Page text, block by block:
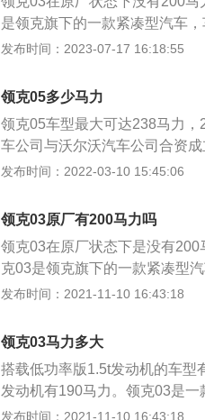
是领克旗下的一款紧凑型汽车
m，轴距为2730mm。领克03一
增压发动机有190马力和300牛
率，在每分钟1400到4000转时
铝合金缸盖缸体。
发布时间：2023-07-17 16:18:55
领克05多少马力
领克05车型最大可达238马力
车公司与沃尔沃汽车公司合资
吉利汽车公司与沃尔沃汽车公
发动机的型号不同，马力大小
发动机的功率通常是指发动机
相关的联系，所以通常可以通
发布时间：2022-03-10 15:45:06
领克03原厂有200马力吗
领克03在原厂状态下是没有
克03是领克旗下的一款紧凑型
率版1.5升涡轮增压发动机，高
机可以在5000转每分钟时输出
大扭矩。这款发动机搭载了缸
版1.5升涡轮增压发动机有180
转每分钟时输出最大功率，能
发布时间：2021-11-10 16:43:18
领克03马力多大
搭载低功率版1.5t发动机的车型
发动机有190马力。领克03是
发动机有245牛米的最大扭矩，
发布时间：2021-11-10 16:43:18